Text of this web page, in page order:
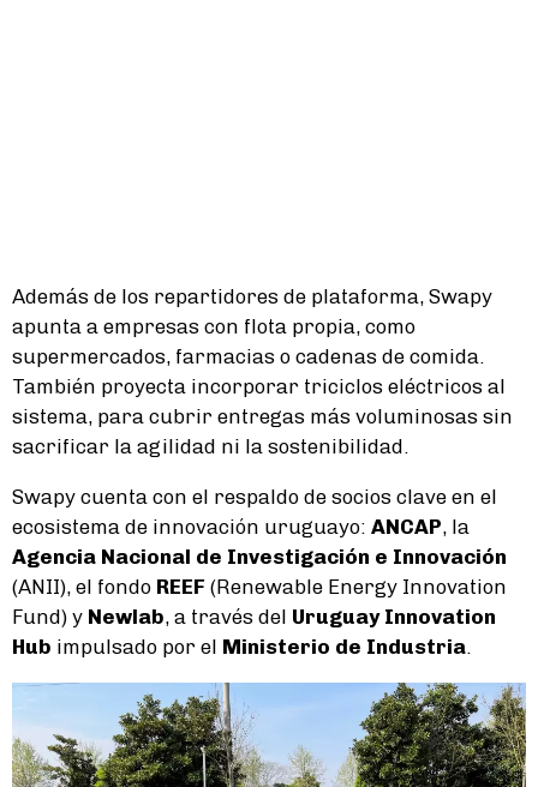
Además de los repartidores de plataforma, Swapy
apunta a empresas con flota propia, como
supermercados, farmacias o cadenas de comida.
También proyecta incorporar triciclos eléctricos al
sistema, para cubrir entregas más voluminosas sin
sacrificar la agilidad ni la sostenibilidad.
Swapy cuenta con el respaldo de socios clave en el
ecosistema de innovación uruguayo: ANCAP, la
Agencia Nacional de Investigación e Innovación
(ANII), el fondo REEF (Renewable Energy Innovation
Fund) y Newlab, a través del Uruguay Innovation
Hub impulsado por el Ministerio de Industria.